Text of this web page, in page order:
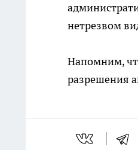
нетрезвом
Напомним,
разрешения